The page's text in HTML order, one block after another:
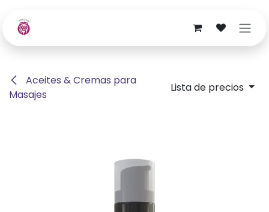
Aceites & Cremas para
Masajes
Lista de precios